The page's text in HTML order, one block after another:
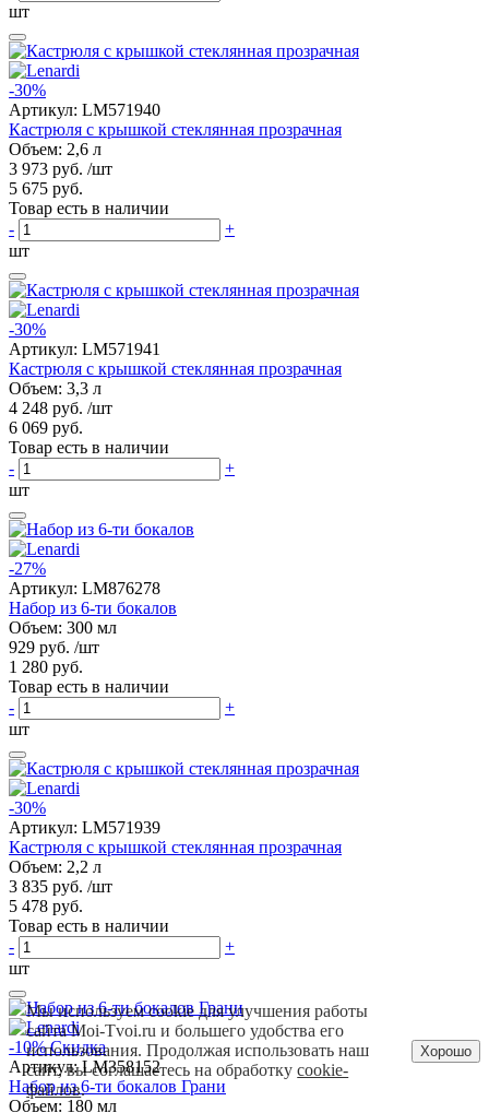
шт
-30%
Артикул: LM571940
Кастрюля с крышкой стеклянная прозрачная
Объем: 2,6 л
3 973 руб. /шт
5 675 руб.
Товар есть в наличии
-
+
шт
-30%
Артикул: LM571941
Кастрюля с крышкой стеклянная прозрачная
Объем: 3,3 л
4 248 руб. /шт
6 069 руб.
Товар есть в наличии
-
+
шт
-27%
Артикул: LM876278
Набор из 6-ти бокалов
Объем: 300 мл
929 руб. /шт
1 280 руб.
Товар есть в наличии
-
+
шт
-30%
Артикул: LM571939
Кастрюля с крышкой стеклянная прозрачная
Объем: 2,2 л
3 835 руб. /шт
5 478 руб.
Товар есть в наличии
-
+
шт
-10% Скидка
Артикул:LM358152
Набор из 6-ти бокалов Грани
Объем: 180 мл
Мы используем cookie для улучшения работы
сайта Moi-Tvoi.ru и большего удобства его
использования. Продолжая использовать наш
сайт, вы соглашаетесь на обработкуcookie-
файлов.
Хорошо